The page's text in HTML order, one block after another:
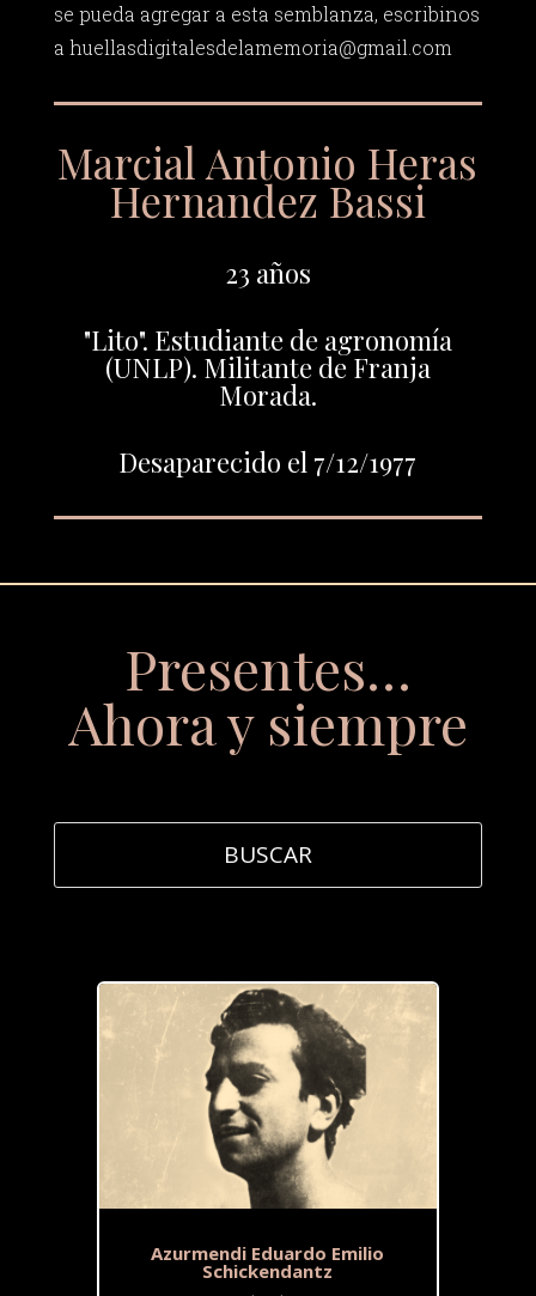
se pueda agregar a esta semblanza, escribinos
a huellasdigitalesdelamemoria@gmail.com
Marcial Antonio Heras
Hernandez Bassi
23 años
"Lito". Estudiante de agronomía
(UNLP). Militante de Franja
Morada.
Desaparecido el 7/12/1977
Presentes…
Ahora y siempre
Azurmendi Eduardo Emilio
Schickendantz